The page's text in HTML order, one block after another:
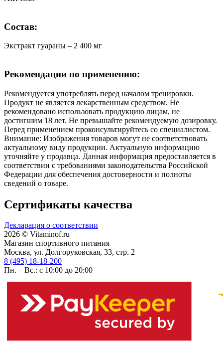
Состав:
Экстракт гуараны – 2 400 мг
Рекомендации по применению:
Рекомендуется употреблять перед началом тренировки.
Продукт не является лекарственным средством. Не
рекомендовано использовать продукцию лицам, не
достигшим 18 лет. Не превышайте рекомендуемую дозировку.
Перед применением проконсультируйтесь со специалистом.
Внимание: Изображения товаров могут не соответствовать
актуальному виду продукции. Актуальную информацию
уточняйте у продавца. Данная информация предоставляется в
соответствии с требованиями законодательства Российской
Федерации для обеспечения достоверности и полноты
сведений о товаре.
Сертификаты качества
Декларация о соответствии
2026 © Vitaminof.ru
Магазин спортивного питания
Москва, ул. Долгоруковская, 33, стр. 2
8 (495) 18-18-200
Пн. – Вс.: с 10:00 до 20:00